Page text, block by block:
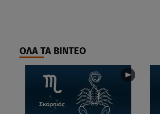
ΟΛΑ ΤΑ ΒΙΝΤΕΟ